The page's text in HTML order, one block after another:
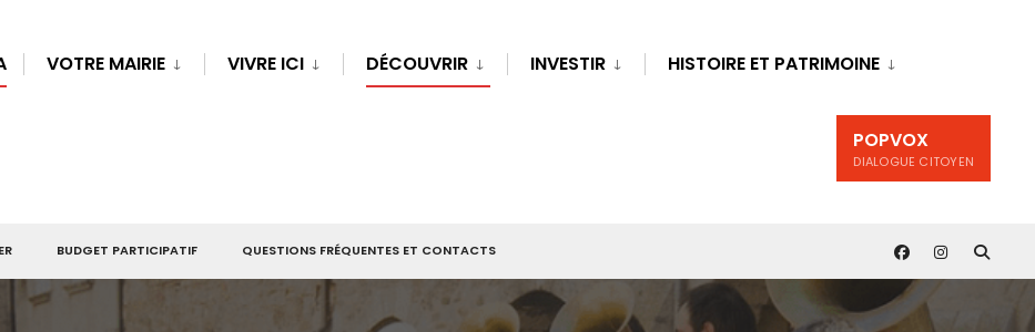
VOTRE MAIRIE VIVRE ICI DÉCOUVRIR INVESTIR HISTOIRE ET PATRIMOINE
POPVOX
DIALOGUE CITOYEN
BUDGET PARTICIPATIF QUESTIONS FRÉQUENTES ET CONTACTS